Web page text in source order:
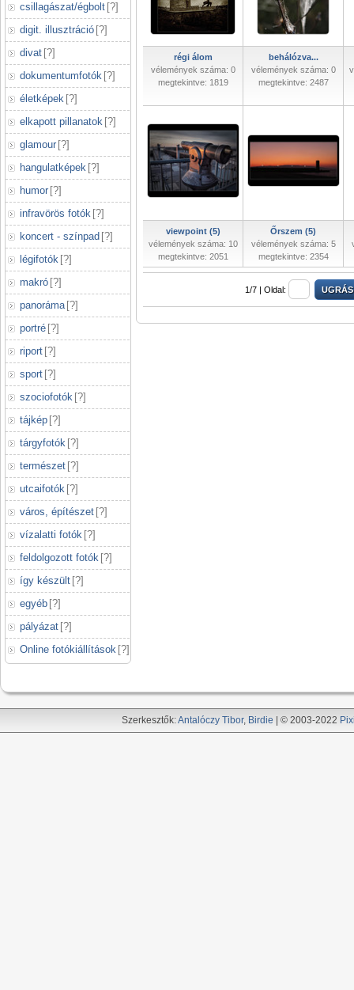
csillagászat/égbolt [?]
digit. illusztráció [?]
divat [?]
dokumentumfotók [?]
életképek [?]
elkapott pillanatok [?]
glamour [?]
hangulatképek [?]
humor [?]
infravörös fotók [?]
koncert - színpad [?]
légifotók [?]
makró [?]
panoráma [?]
portré [?]
riport [?]
sport [?]
szociofotók [?]
tájkép [?]
tárgyfotók [?]
természet [?]
utcaifotók [?]
város, építészet [?]
vízalatti fotók [?]
feldolgozott fotók [?]
így készült [?]
egyéb [?]
pályázat [?]
Online fotókiállítások [?]
régi álom
vélemények száma: 0
megtekintve: 1819
behálózva...
vélemények száma: 0
megtekintve: 2487
viewpoint (5)
vélemények száma: 10
megtekintve: 2051
Őrszem (5)
vélemények száma: 5
megtekintve: 2354
1/7 | Oldal:
Szerkesztők:Antalóczy Tibor, Birdie | © 2003-2022